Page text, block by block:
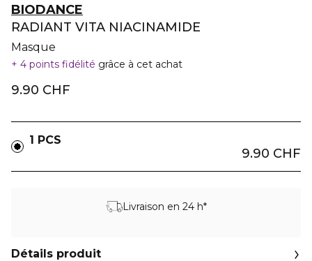
BIODANCE
RADIANT VITA NIACINAMIDE
Masque
4 points fidélité grâce à cet achat
9.90 CHF
1 PCS
9.90 CHF
Livraison en 24 h*
Détails produit